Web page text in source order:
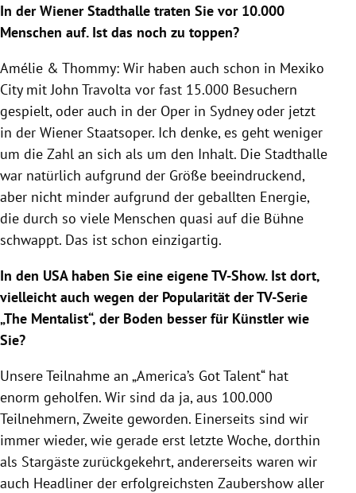
In der Wiener Stadthalle traten Sie vor 10.000
Menschen auf. Ist das noch zu toppen?
Amélie & Thommy: Wir haben auch schon in Mexiko
City mit John Travolta vor fast 15.000 Besuchern
gespielt, oder auch in der Oper in Sydney oder jetzt
in der Wiener Staatsoper. Ich denke, es geht weniger
um die Zahl an sich als um den Inhalt. Die Stadthalle
war natürlich aufgrund der Größe beeindruckend,
aber nicht minder aufgrund der geballten Energie,
die durch so viele Menschen quasi auf die Bühne
schwappt. Das ist schon einzigartig.
In den USA haben Sie eine eigene TV-Show. Ist dort,
vielleicht auch wegen der Popularität der TV-Serie
„The Mentalist“, der Boden besser für Künstler wie
Sie?
Unsere Teilnahme an „America’s Got Talent“ hat
enorm geholfen. Wir sind da ja, aus 100.000
Teilnehmern, Zweite geworden. Einerseits sind wir
immer wieder, wie gerade erst letzte Woche, dorthin
als Stargäste zurückgekehrt, andererseits waren wir
auch Headliner der erfolgreichsten Zaubershow aller